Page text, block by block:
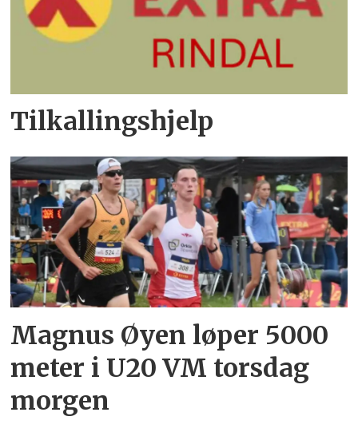
Tilkallingshjelp
Magnus Øyen løper 5000
meter i U20 VM torsdag
morgen